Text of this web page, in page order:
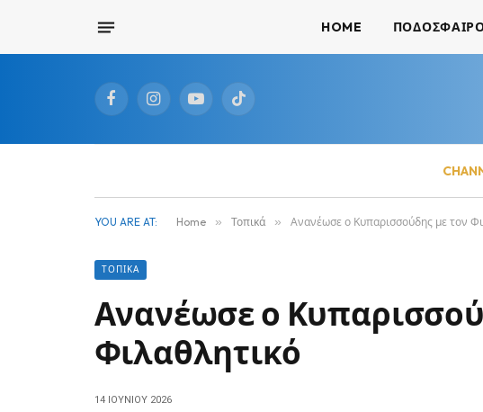
HOME
FacebookInstagramYouTubeTikTok
YOU ARE AT: Home » Τοπικά » Ανανέωσε ο Κυπαρισσούδης με τον
ΤΟΠΙΚΆ
Ανανέωσε ο
Φιλαθλητικό
14 ΙΟΥΝΊΟΥ 2026